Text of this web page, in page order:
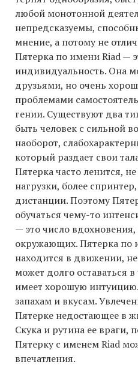
любой монотонной
непредсказуемы,
мнение, а потому не
Пятерка по имени Riad —
индивидуальность. Она
друзьями, но очень
проблемами
гении. Существуют два
быть человек с сильной
наоборот,
который раздает свои
Пятерка часто ленится,
нагрузки, более
дистанции. Поэтому
обучаться чему-то
— это число
окружающих. Пятерка по
находится в движении,
может долго оставаться
имеет хорошую
запахам и вкусам.
Пятерке недостающее в
Скука и рутина ее враги,
Пятерку с именем Riad
впечатления.